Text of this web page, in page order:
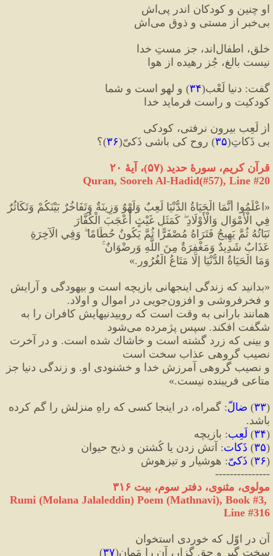
او چنین و کودکان اندر پی‌اش
بی‌خبر از مستی و ذوقِ می‌اش
خلق، اطفال‌‌اند، جز مستِ خدا
نیست بالغ، جُز رهیده از هوا
گفت: دنیا لَعْب(۳۴) و لهو است و شما
کودکیت و راست فرماید خدا
از لَعِب بیرون نرفتی، کودکی
بی ‌ذَکاتِ
(۳۵) روح کی باشی ذَکیّ(۳۶)؟
قرآن کریم، سورۀ حدید (۵۷)، آیۀ ۲۰
Quran, Sooreh Al-Hadid(#57), Line #20
«
فِي الْأَمْوَالِ وَالْأَوْلَادِ ۖ كَمَثَلِ غَيْثٍ أَعْجَبَ الْكُفَّارَ
عَذَابٌ شَدِيدٌ وَمَغْفِرَةٌ مِنَ اللَّهِ وَرِضْوَانٌ ۚ
وَمَا الْحَيَاةُ الدُّنْيَا إِلَّا مَتَاعُ الْغُرُورِ.»
«
و فخرفروشى و افزون‌جويى در اموال و اولاد.
شگفت افكند. سپس پژمرده مى‌شود
نصيب گروهى عذاب سخت است
متاعى فريبنده نيست.»
(۳۳) ضالّ:
باشد.
(۳۴) لَعِب: بازیچه
(۳۵) ذَکات: آتش زدن یا کُشتنِ و ذبحِ حیوان
(۳۶) ذَکیّ: هوشیار و تیزهوش
---------------
مولوی، مثنوی، دفتر سوم، بیت ۳۱۶
Rumi (Molana Jalaleddin) Poem (Mathnavi), Book #3,
Line #316
آن درِ اوّل که خوردی استخوان
سخت گیر و حق گزار، آن را مَمان(۳۷)